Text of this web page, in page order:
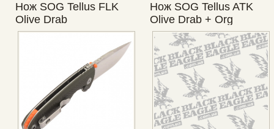
Нож SOG Tellus FLK
Olive Drab
Нож SOG Tellus ATK
Olive Drab + Org